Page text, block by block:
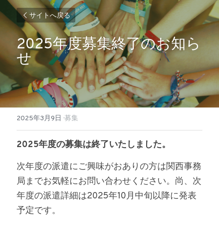
サイトへ戻る
2025年度募集終了のお知ら
せ
2025年3月9日 ·募集
2025年度の募集は終了いたしました。
次年度の派遣にご興味がおありの方は関西事務
局までお気軽にお問い合わせください。尚、次
年度の派遣詳細は2025年10月中旬以降に発表
予定です。